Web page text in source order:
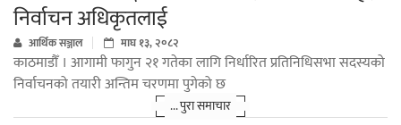
निर्वाचन अधिकृतलाई
आर्थिक सञ्जाल माघ १३, २०८२
काठमाडौँ । आगामी फागुन २१ गतेका लागि निर्धारित प्रतिनिधिसभा सदस्यको
निर्वाचनको तयारी अन्तिम चरणमा पुगेको छ
... पुरा समाचार